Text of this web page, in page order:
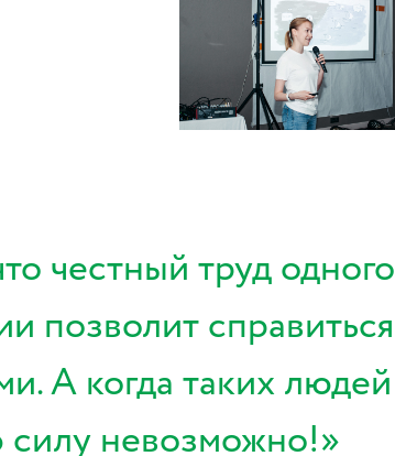
честный труд одного
позволит справиться
А когда таких людей
силу невозможно!»